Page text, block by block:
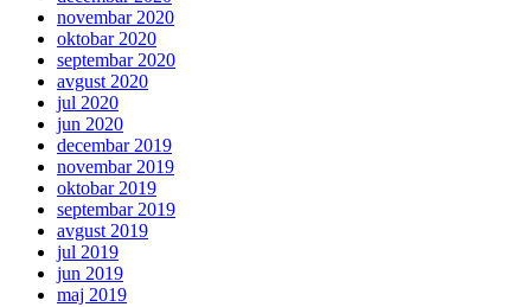
novembar 2020
oktobar 2020
septembar 2020
avgust 2020
jul 2020
jun 2020
decembar 2019
novembar 2019
oktobar 2019
septembar 2019
avgust 2019
jul 2019
jun 2019
maj 2019